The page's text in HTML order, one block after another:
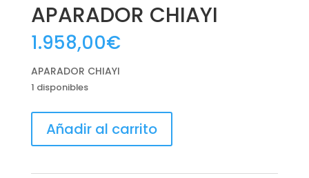
APARADOR CHIAYI
1.958,00€
APARADOR CHIAYI
1 disponibles
CHIAYI
cantidad
Añadir al carrito